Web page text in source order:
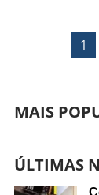
1
MAIS
ÚLTIMAS